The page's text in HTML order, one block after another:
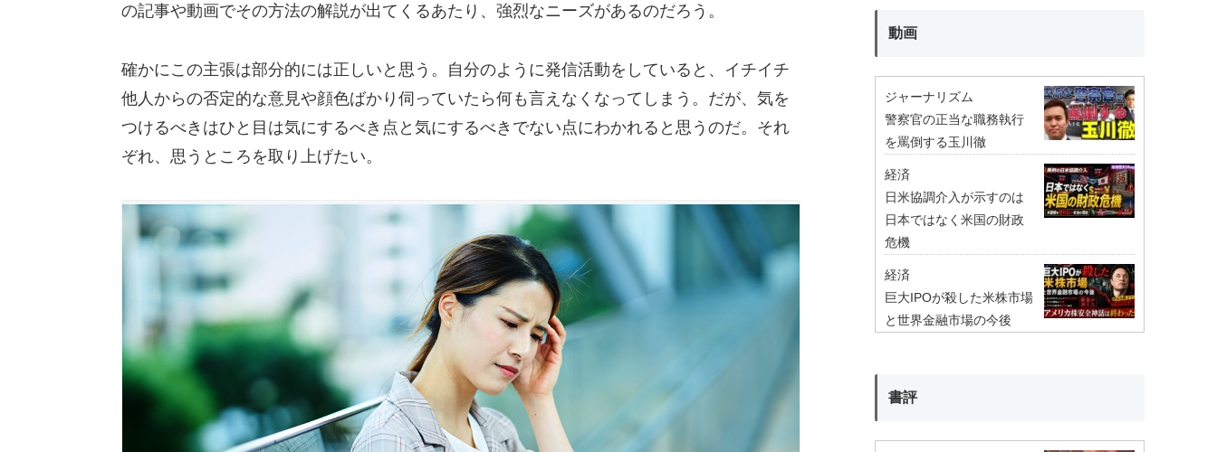
の記事や動画でその方法の解説が出てくるあたり、強烈なニーズがあるのだろう。
確かにこの主張は部分的には正しいと思う。自分のように発信活動をしていると、イチイチ
他人からの否定的な意見や顔色ばかり伺っていたら何も言えなくなってしまう。だが、気を
つけるべきはひと目は気にするべき点と気にするべきでない点にわかれると思うのだ。それ
ぞれ、思うところを取り上げたい。
動画
ジャーナリズム
警察官の正当な職務執行
を罵倒する玉川徹
経済
日米協調介入が示すのは
日本ではなく米国の財政
危機
経済
巨大IPOが殺した米株市場
と世界金融市場の今後
書評